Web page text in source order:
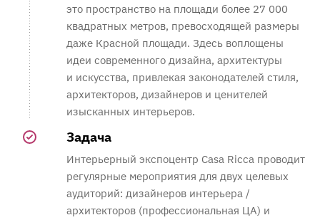
это пространство на площади более 27 000
квадратных метров, превосходящей размеры
даже Красной площади. Здесь воплощены
идеи современного дизайна, архитектуры
и искусства, привлекая законодателей стиля,
архитекторов, дизайнеров и ценителей
изысканных интерьеров.
Задача
Интерьерный экспоцентр Саsа Riсса проводит
регулярные мероприятия для двух целевых
аудиторий: дизайнеров интерьера /
архитекторов (профессиональная ЦА) и